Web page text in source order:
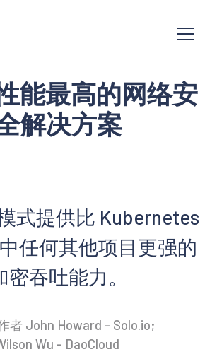
能最高的网络安
解决方案
式提供比 Kubernetes
任何其他项目更强的
密吞吐能力。
者 John Howard - Solo.io;
Wu - DaoCloud